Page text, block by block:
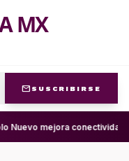
MX
mail SUSCRIBIRSE
Nuevo mejora conectividad